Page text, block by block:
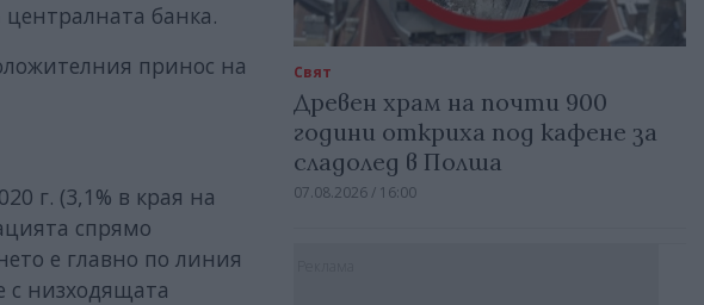
банка.
принос на
г. (3,1% в края на
спрямо
е главно по линия
с низходящата
Свят
Древен храм на почти 900
години откриха под кафене за
сладолед в Полша
07.08.2026 / 16:00